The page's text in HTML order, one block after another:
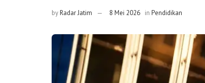
byRadar Jatim 8 Mei 2026 in Pendidikan